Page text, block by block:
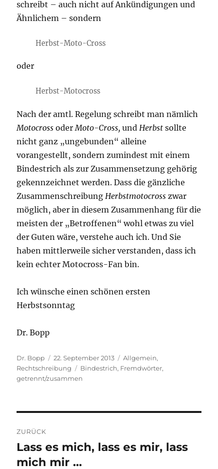
schreibt – auch nicht auf Ankündigungen und
Ähnlichem – sondern
Herbst-Moto-Cross
oder
Herbst-Motocross
Nach der amtl. Regelung schreibt man nämlich
Motocross oder Moto-Cross, und Herbst sollte
nicht ganz „ungebunden“ alleine
vorangestellt, sondern zumindest mit einem
Bindestrich als zur Zusammensetzung gehörig
gekennzeichnet werden. Dass die gänzliche
Zusammenschreibung Herbstmotocross zwar
möglich, aber in diesem Zusammenhang für die
meisten der „Betroffenen“ wohl etwas zu viel
der Guten wäre, verstehe auch ich. Und Sie
haben mittlerweile sicher verstanden, dass ich
kein echter Motocross-Fan bin.
Ich wünsche einen schönen ersten
Herbstsonntag
Dr. Bopp
Autor
Dr. Bopp
Veröffentlicht
am
22. September 2013 Kategorien
Allgemein,
Rechtschreibung
Schlagwörter
Bindestrich, Fremdwörter,
getrennt/zusammen
ZURÜCK
Vorheriger
Beitrag:
Lass es mich, lass es mir, lass
mich mir …